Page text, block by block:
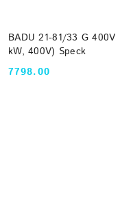
BADU 21-81/33 G
kW, 400V) Speck
Cena:
7798.00